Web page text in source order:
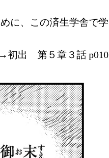
に、この済生学舎で学
→初出 第５章３話 p010